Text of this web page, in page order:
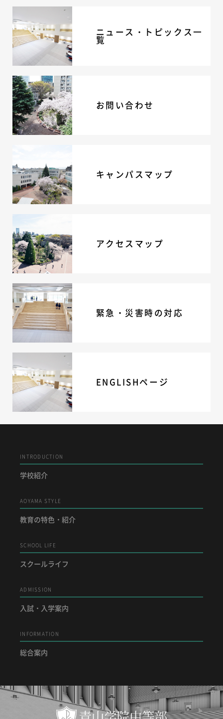
ニュース・トピックス一
覧
お問い合わせ
キャンパスマップ
アクセスマップ
緊急・災害時の対応
ENGLISHページ
INTRODUCTION
学校紹介
AOYAMA STYLE
教育の特色・紹介
SCHOOL LIFE
スクールライフ
ADMISSION
入試・入学案内
INFORMATION
総合案内